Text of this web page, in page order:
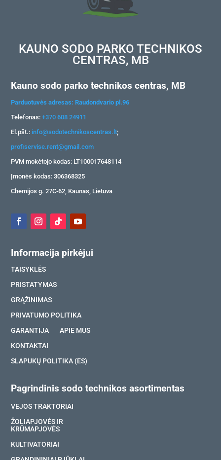
KAUNO SODO PARKO TECHNIKOS
CENTRAS, MB
Kauno sodo parko technikos centras, MB
Parduotuvės adresas: Raudondvario pl.96
Telefonas:+370 608 24911
El.pšt.: info@sodotechnikoscentras.lt;
profiservise.rent@gmail.com
PVM mokėtojo kodas: LT100017648114
Įmonės kodas: 306368325
Chemijos g. 27C-62, Kaunas, Lietuva
Informacija pirkėjui
TAISYKLĖS
PRISTATYMAS
GRĄŽINIMAS
PRIVATUMO POLITIKA
GARANTIJA
APIE MUS
KONTAKTAI
SLAPUKŲ POLITIKA (ES)
Pagrindinis sodo technikos asortimentas
VEJOS TRAKTORIAI
ŽOLIAPJOVĖS IR
KRŪMAPJOVĖS
KULTIVATORIAI